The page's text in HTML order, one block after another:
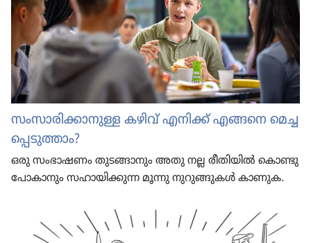
സംസാ​രി​ക്കാ​നുള്ള കഴിവ്‌ എനിക്ക്‌ എങ്ങനെ മെച്ച​
പ്പെ​ടു​ത്താം?
ഒരു സംഭാ​ഷണം തുടങ്ങാ​നും അതു നല്ല രീതി​യിൽ കൊണ്ടു​
പോ​കാ​നും സഹായി​ക്കുന്ന മൂന്നു നുറു​ങ്ങു​കൾ കാണുക.